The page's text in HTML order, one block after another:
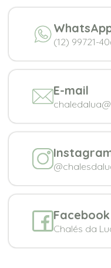
(12) 99721-
E-mail
Facebook
Chalés da